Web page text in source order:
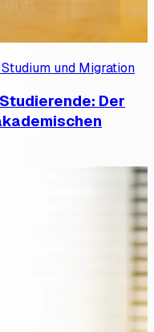
und Migration
Der